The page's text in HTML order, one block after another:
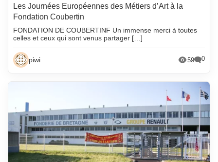
Les Journées Européennes des Métiers d’Art à la
Fondation Coubertin
FONDATION DE COUBERTINF Un immense merci à toutes
celles et ceux qui sont venus partager […]
piwi 59 0